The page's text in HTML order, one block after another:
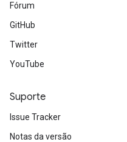
Fórum
GitHub
Twitter
YouTube
Suporte
Issue Tracker
Notas da versão